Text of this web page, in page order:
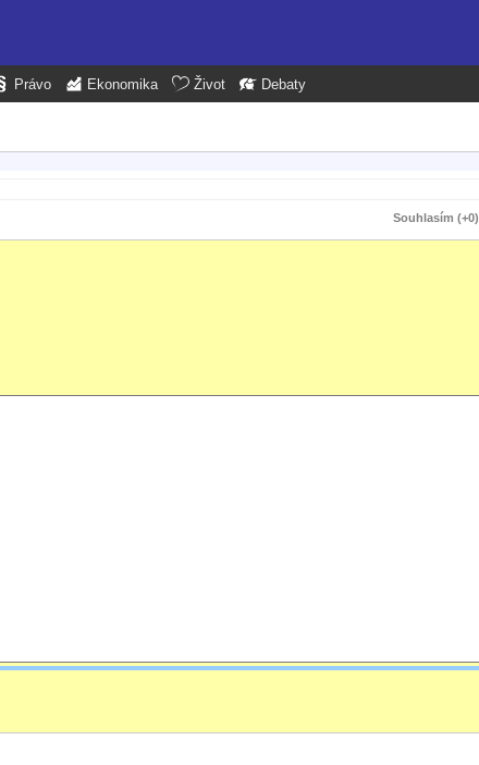
Právo Ekonomika Život Debaty
Souhlasím (+0)